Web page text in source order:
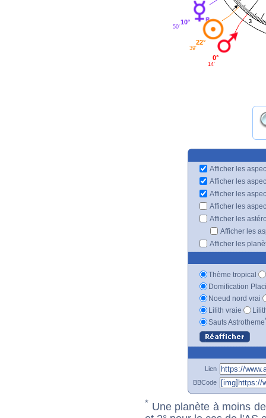
3
10°
50'
22°
39'
0°
14'
Afficher les
Afficher les
Afficher les
Afficher les
Afficher les
Afficher les
Afficher les
Thème tropical
Domification
Noeud nord vrai
Lilith vraie
Sauts Astrotheme
Lien
BBCode
* Une planète à moins